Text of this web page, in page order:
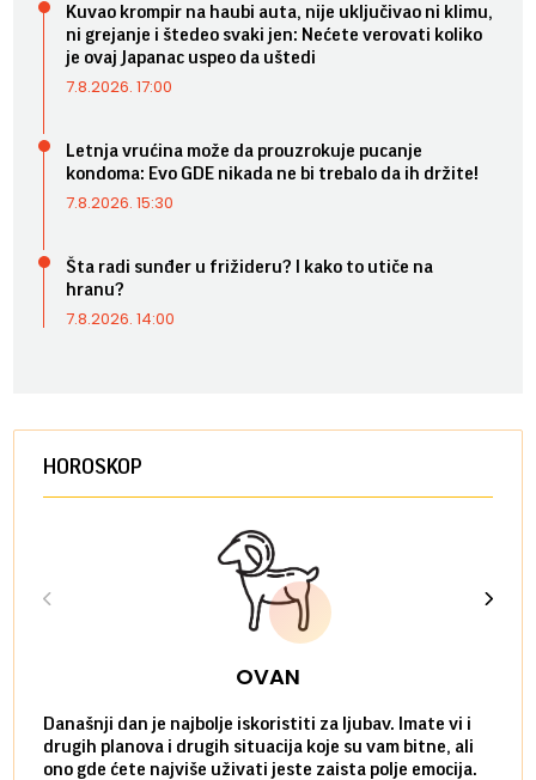
Kuvao krompir na haubi auta, nije uključivao ni klimu,
ni grejanje i štedeo svaki jen: Nećete verovati koliko
je ovaj Japanac uspeo da uštedi
7.8.2026. 17:00
Letnja vrućina može da prouzrokuje pucanje
kondoma: Evo GDE nikada ne bi trebalo da ih držite!
7.8.2026. 15:30
Šta radi sunđer u frižideru? I kako to utiče na
hranu?
7.8.2026. 14:00
HOROSKOP
OVAN
Današnji dan je najbolje iskoristiti za ljubav. Imate vi i
drugih planova i drugih situacija koje su vam bitne, ali
ono gde ćete najviše uživati jeste zaista polje emocija.